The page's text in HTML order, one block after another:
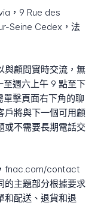
，9 Rue des
Seine Cedex，法
與顧問實時交流，無
週六上午 9 點至下
擊頁面右下角的聊
戶將與下一個可用顧
或不需要長期電話交
fnac.com/contact
的主題部分根據要求
和配送、退貨和退